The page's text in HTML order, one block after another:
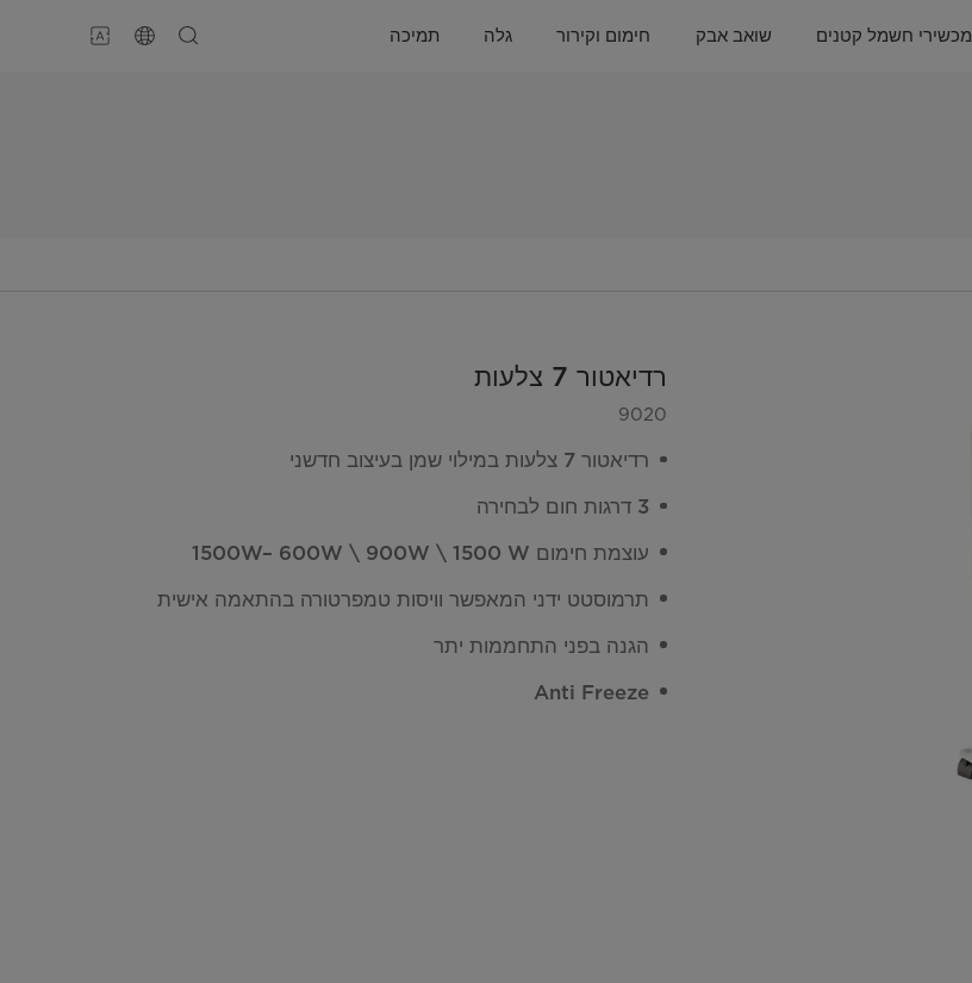
מכשירי חשמל קטנים שואב אבק חימום וקירור גלה תמיכה
רדיאטור 7 צלעות
9020
רדיאטור 7 צלעות במילוי שמן בעיצוב חדשני
3 דרגות חום לבחירה
עוצמת חימום 1500W– 600W \ 900W \ 1500 W
תרמוסטט ידני המאפשר וויסות טמפרטורה בהתאמה אישית
הגנה בפני התחממות יתר
Anti Freeze